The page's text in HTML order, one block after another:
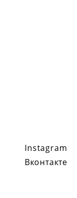
Instagram
Вконтакте